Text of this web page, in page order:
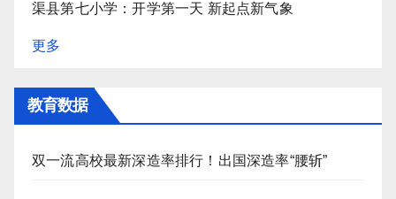
渠县第七小学：开学第一天 新起点新气象
更多
教育数据
双一流高校最新深造率排行！出国深造率“腰斩”